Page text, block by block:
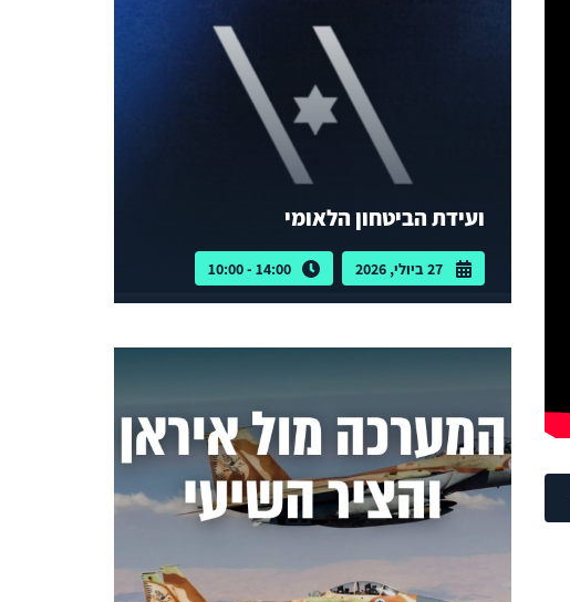
ועידת הביטחון הלאומי
27 ביולי, 2026 14:00 - 10:00